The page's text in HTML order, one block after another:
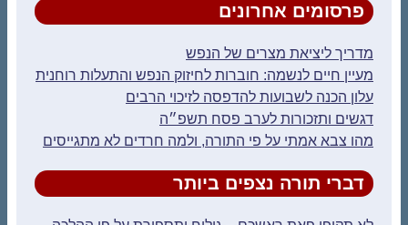
פרסומים אחרונים
מדריך ליציאת מצרים של הנפש
מעיין חיים לנשמה: חוברות לחיזוק הנפש והתעלות רוחנית
עלון הכנה לשבועות להדפסה לזיכוי הרבים
דגשים ותזכורות לערב פסח תשפ״ה
מהו צבא אמתי על פי התורה, ולמה חרדים לא מתגייסים
דברי תורה נצפים ביותר